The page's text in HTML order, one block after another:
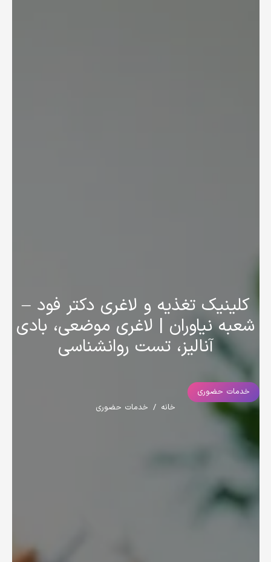
کلینیک تغذیه و لاغری دکتر فود –
شعبه نیاوران | لاغری موضعی، بادی
آنالیز، تست روانشناسی
خدمات حضوری
خانه / خدمات حضوری